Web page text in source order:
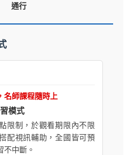
通行
名師課程隨時上
模式
限制，於觀看期限內不限
配視訊輔助，全國皆可預
不中斷。